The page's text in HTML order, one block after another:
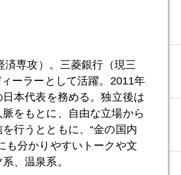
済専攻）。三菱銀行（現三
ーラーとして活躍。2011年
本代表を務める。独立後は
をもとに、自由な立場から
行うとともに、“金の国内
も分かりやすいトークや文
、温泉系。